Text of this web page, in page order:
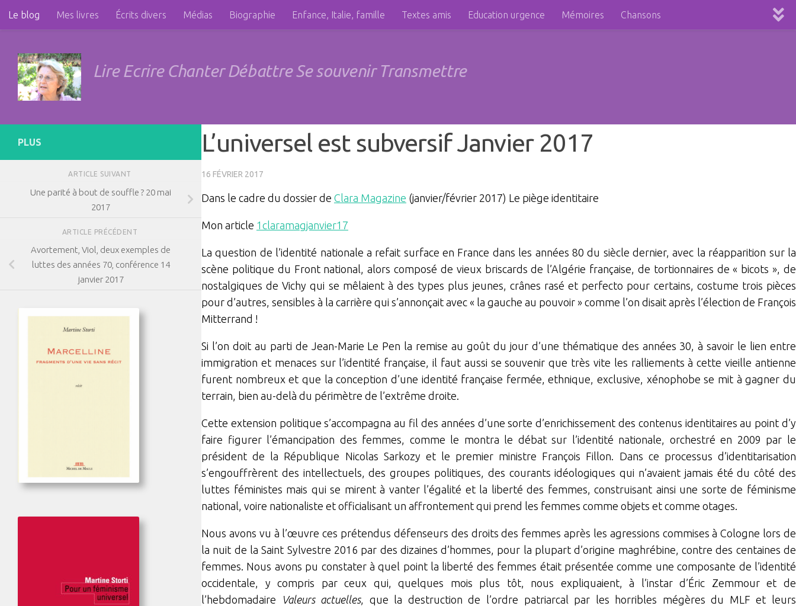
Skip to content
Le blog Mes livres Écrits divers Médias Biographie Enfance, Italie, famille Textes amis Education urgence Mémoires Chansons
Lire Ecrire Chanter Débattre Se souvenir Transmettre
L’universel est subversif Janvier 2017
16 FÉVRIER 2017
Dans le cadre du dossier de Clara Magazine (janvier/février 2017) Le piège identitaire
Mon article 1claramagjanvier17
La question de l’identité nationale a refait surface en France dans les années 80 du siècle dernier, avec la réapparition sur la
scène politique du Front national, alors composé de vieux briscards de l’Algérie française, de tortionnaires de « bicots », de
nostalgiques de Vichy qui se mêlaient à des types plus jeunes, crânes rasé et perfecto pour certains, costume trois pièces
pour d’autres, sensibles à la carrière qui s’annonçait avec « la gauche au pouvoir » comme l’on disait après l’élection de François
Mitterrand !
Si l’on doit au parti de Jean-Marie Le Pen la remise au goût du jour d’une thématique des années 30, à savoir le lien entre
immigration et menaces sur l’identité française, il faut aussi se souvenir que très vite les ralliements à cette vieille antienne
furent nombreux et que la conception d’une identité française fermée, ethnique, exclusive, xénophobe se mit à gagner du
terrain, bien au-delà du périmètre de l’extrême droite.
Cette extension politique s’accompagna au fil des années d’une sorte d’enrichissement des contenus identitaires au point d’y
faire figurer l’émancipation des femmes, comme le montra le débat sur l’identité nationale, orchestré en 2009 par le
président de la République Nicolas Sarkozy et le premier ministre François Fillon. Dans ce processus d’identitarisation
s’engouffrèrent des intellectuels, des groupes politiques, des courants idéologiques qui n’avaient jamais été du côté des
luttes féministes mais qui se mirent à vanter l’égalité et la liberté des femmes, construisant ainsi une sorte de féminisme
national, voire nationaliste et officialisant un affrontement qui prend les femmes comme objets et comme otages.
Nous avons vu à l’œuvre ces prétendus défenseurs des droits des femmes après les agressions commises à Cologne lors de
la nuit de la Saint Sylvestre 2016 par des dizaines d’hommes, pour la plupart d’origine maghrébine, contre des centaines de
femmes. Nous avons pu constater à quel point la liberté des femmes était présentée comme une composante de l’identité
occidentale, y compris par ceux qui, quelques mois plus tôt, nous expliquaient, à l’instar d’Éric Zemmour et de
l’hebdomadaire
Valeurs actuelles, que la destruction de l’ordre patriarcal par les horribles mégères du MLF et leurs
PLUS
ARTICLE SUIVANT
Une parité à bout de souffle ? 20 mai
2017
ARTICLE PRÉCÉDENT
Avortement, Viol, deux exemples de
luttes des années 70, conférence 14
janvier 2017